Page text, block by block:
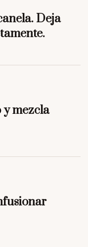
Deja
mezcla